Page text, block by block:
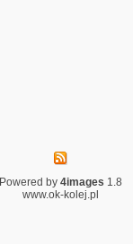
Powered by 4images 1.8
www.ok-kolej.pl